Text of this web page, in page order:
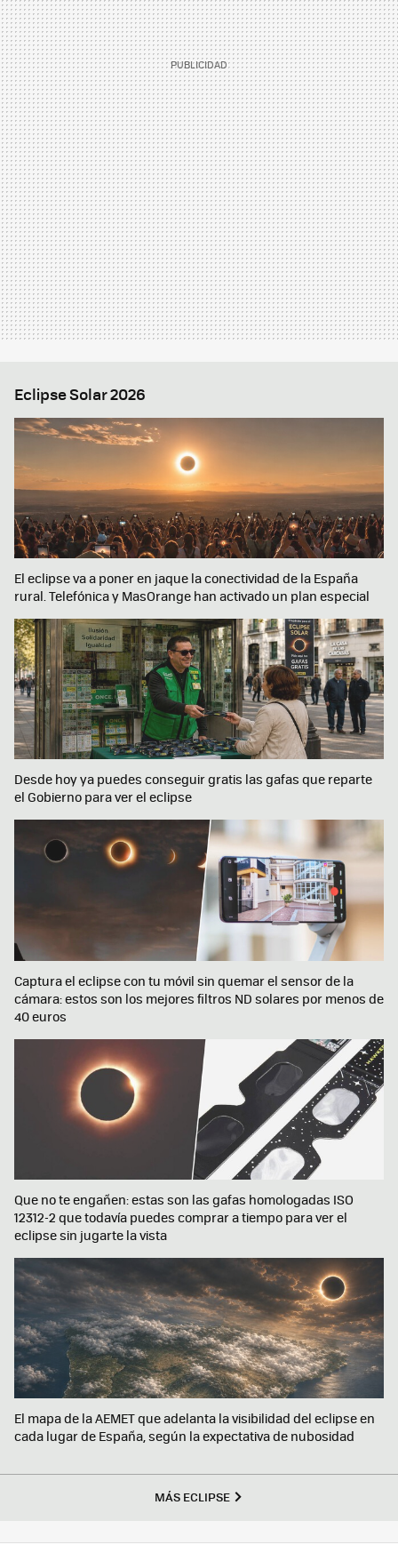
Eclipse Solar 2026
El eclipse va a poner en jaque la conectividad de la España
rural. Telefónica y MasOrange han activado un plan especial
Desde hoy ya puedes conseguir gratis las gafas que reparte
el Gobierno para ver el eclipse
Captura el eclipse con tu móvil sin quemar el sensor de la
cámara: estos son los mejores filtros ND solares por menos de
40 euros
Que no te engañen: estas son las gafas homologadas ISO
12312-2 que todavía puedes comprar a tiempo para ver el
eclipse sin jugarte la vista
El mapa de la AEMET que adelanta la visibilidad del eclipse en
cada lugar de España, según la expectativa de nubosidad
MÁS ECLIPSE